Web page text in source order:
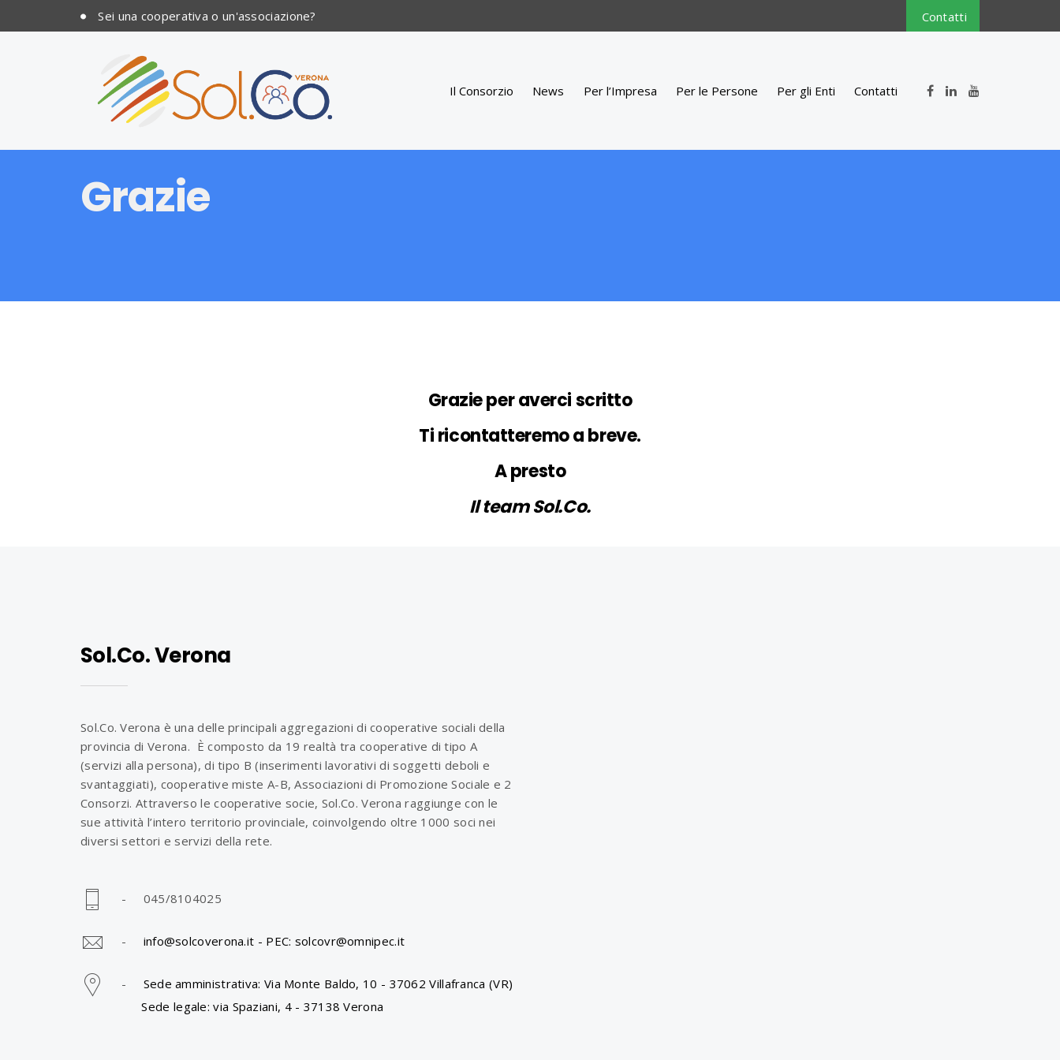
Sei una cooperativa o un'associazione? Contatti
Il Consorzio News Per l’Impresa Per le Persone Per gli Enti Contatti
Grazie
Grazie per averci scritto
Ti ricontatteremo a breve.
A presto
Il team Sol.Co.
Sol.Co. Verona
Sol.Co. Verona è una delle principali aggregazioni di cooperative sociali della
provincia di Verona. È composto da 19 realtà tra cooperative di tipo A
(servizi alla persona), di tipo B (inserimenti lavorativi di soggetti deboli e
svantaggiati), cooperative miste A-B, Associazioni di Promozione Sociale e 2
Consorzi. Attraverso le cooperative socie, Sol.Co. Verona raggiunge con le
sue attività l’intero territorio provinciale, coinvolgendo oltre 1000 soci nei
diversi settori e servizi della rete.
- 045/8104025
- info@solcoverona.it - PEC: solcovr@omnipec.it
- Sede amministrativa: Via Monte Baldo, 10 - 37062 Villafranca (VR)
Sede legale: via Spaziani, 4 - 37138 Verona